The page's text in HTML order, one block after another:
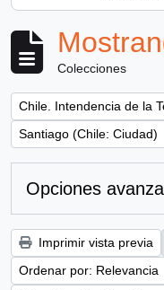
Colecciones
Remove filter:
Chile. Intendencia de la
Remove filter:
Santiago (Chile: Ciudad)
Opciones
Imprimir vista previa
Ordenar por: Relevancia